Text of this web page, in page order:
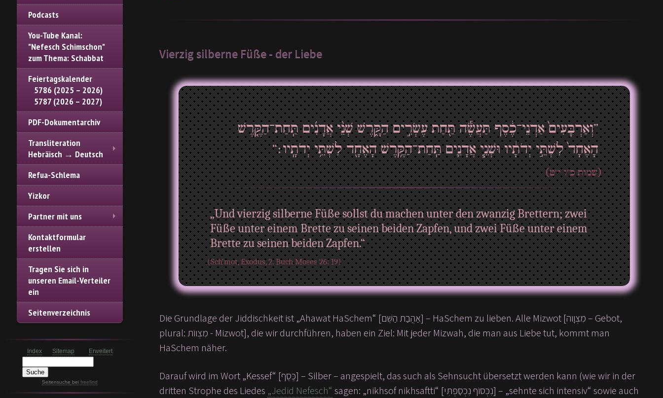
Podcasts
You-Tube Kanal:
"Nefesch Schimschon"
zum Thema: Schabbat
Feiertagskalender
5786 (2025 – 2026)
5787 (2026 – 2027)
PDF-Dokumentarchiv
Transliteration
Hebräisch → Deutsch
Refua-Schlema
Yizkor
Partner mit uns
Kontaktformular
erstellen
Tragen Sie sich in
unseren Email-Verteiler
ein
Seitenverzeichnis
Index Sitemap Erweitert
Seitensuche bei freefind
Vierzig silberne Füße - der Liebe
”וְאַרְבָּעִים֙ אַדְנֵי־כֶ֔סֶף תַּעֲשֶׂ֕ה תַּ֖חַת עֶשְׂרִ֣ים הַקָּ֑רֶשׁ שְׁנֵ֨י אֲדָנִ֜ים תַּֽחַת־הַקֶּ֤רֶשׁ
הָאֶחָד֙ לִשְׁתֵּ֣י יְדֹתָ֔יו וּשְׁנֵ֧י אֲדָנִ֛ים תַּֽחַת־הַקֶּ֥רֶשׁ הָאֶחָ֖ד לִשְׁתֵּ֥י יְדֹתָֽיו׃“
(שמות כ"ו י"ט)
„Und vierzig silberne Füße sollst du machen unter den zwanzig Brettern; zwei
Füße unter einem Brette zu seinen beiden Zapfen, und zwei Füße unter einem
Brette zu seinen beiden Zapfen.“
(Sch‘mot, Exodus, 2. Buch Moses 26: 19)
Die Grundlage der Jiddischkeit ist „Ahawat HaSchem“ [אַהֲבַת הַשֵּׁם] – HaSchem zu lieben. Alle Mizwot [מִצְוָוה – Gebot,
plural: מִצְווֹת - Mizwot], die wir durchführen, haben ein Ziel: Mit jeder Mizwah, die man aus Liebe tut, kommt man
HaSchem näher.
Darauf wird im Wort „Kessef“ [כֶּסֶף] – Silber – angespielt, das such als Sehnsucht übersetzt werden kann (wie wir in der
dritten Strophe des Liedes „Jedid Nefesch“ sagen: „nikhsof nikhsaftti“ [נִכְסוֹף נִכְסַפְתִּי] – „sehnte sich intensiv“ sowie auch